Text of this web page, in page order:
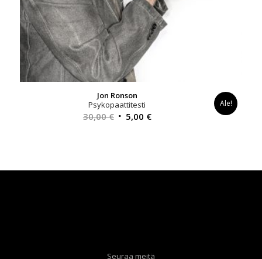
Jon Ronson
Psykopaattitesti
30,00€ Alkuperäinen
5,00 €Nykyinen
Ale!
Seuraa meitä